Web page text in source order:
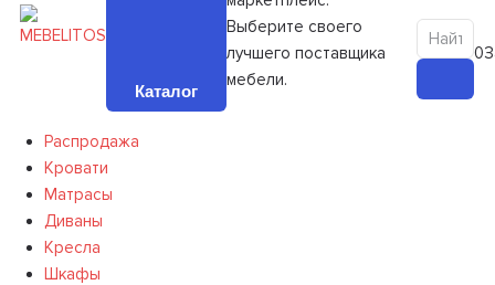
Каталог
Выберите своего
лучшего поставщика
мебели.
0
Распродажа
Кровати
Матрасы
Диваны
Кресла
Шкафы